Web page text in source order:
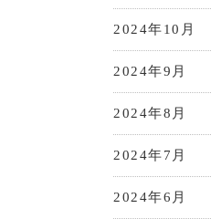
2024年10月
2024年9月
2024年8月
2024年7月
2024年6月